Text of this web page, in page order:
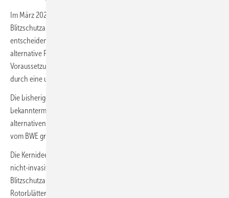
Im März 2021 hat der BWE die technische Richtlinie zur Prüfung der
Blitzschutzanlage an Windenergieanlagen neu aufgelegt. Eine
entscheidende Neuerung ist, dass bei der Blitzschutzprüfung auch
alternative Prüfmethoden zum Einsatz kommen können.
Voraussetzung dafür ist eine erfolgreiche Validierung und Verifizierung
durch eine unabhängige und akkreditierte Stelle.
Die bisherige Blitzschutzprüfung bei Windenergieanlagen ist
bekanntermaßen sehr aufwändig, daher ist der Wunsch nach
alternativen Prüfmethoden groß und die Neuauflage der Richtlinie
vom BWE greift diesen zeitgemäß auf.
Die Kernidee des innovativen TOPseven-Verfahrens besteht in der
nicht-invasiven Einspeisung eines elektromagnetischen Feldes in die
Blitzschutzanlage sowie in dem berührungslosen Abflug der
Rotorblätter mittels einer Drohne. Diese ist mit einem speziellen